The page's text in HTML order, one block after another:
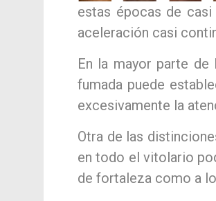
estas épocas de
aceleración casi
En la mayor parte
fumada puede
excesivamente la
Otra de las
en todo el vitolario
de fortaleza como a